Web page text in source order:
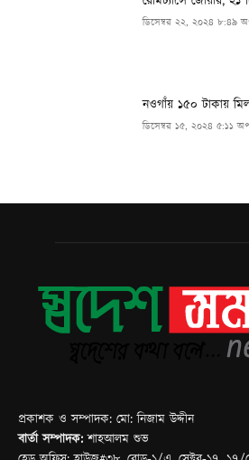
প্রকাশক ও সম্পাদক: মো: নিজাম উদ্দীন
বার্তা সম্পাদক: শাহআলম শুভ